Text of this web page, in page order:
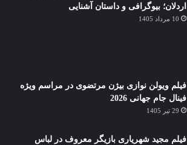
اردلان؛ بیوگرافی و داستان آشنایی
10 مرداد 1405
فیلم ویولن نوازی بیژن مرتضوی در مراسم ویژه
فینال جام جهانی 2026
29 تیر 1405
فیلم مجید شهریاری بازیگر معروف در لباس